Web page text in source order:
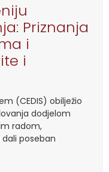
Priznanja
i
i
(CEDIS) obilježio
dodjelom
radom,
poseban